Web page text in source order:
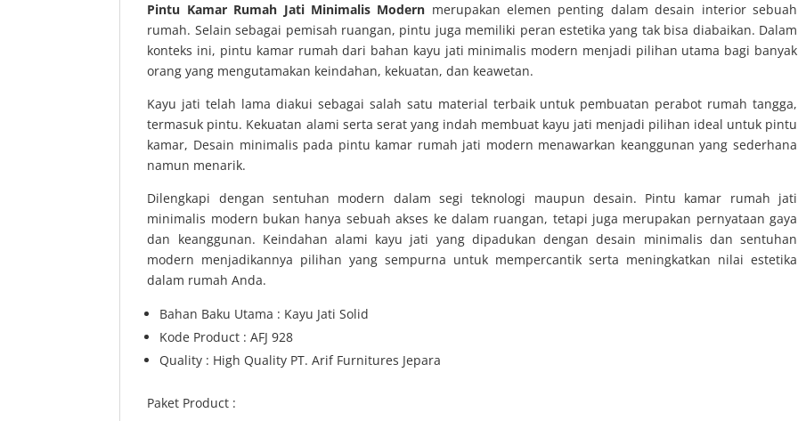
Pintu Kamar Rumah Jati Minimalis Modern merupakan elemen penting dalam desain interior sebuah
rumah. Selain sebagai pemisah ruangan, pintu juga memiliki peran estetika yang tak bisa diabaikan. Dalam
konteks ini, pintu kamar rumah dari bahan kayu jati minimalis modern menjadi pilihan utama bagi banyak
orang yang mengutamakan keindahan, kekuatan, dan keawetan.
Kayu jati telah lama diakui sebagai salah satu material terbaik untuk pembuatan perabot rumah tangga,
termasuk pintu. Kekuatan alami serta serat yang indah membuat kayu jati menjadi pilihan ideal untuk pintu
kamar, Desain minimalis pada pintu kamar rumah jati modern menawarkan keanggunan yang sederhana
namun menarik.
Dilengkapi dengan sentuhan modern dalam segi teknologi maupun desain. Pintu kamar rumah jati
minimalis modern bukan hanya sebuah akses ke dalam ruangan, tetapi juga merupakan pernyataan gaya
dan keanggunan. Keindahan alami kayu jati yang dipadukan dengan desain minimalis dan sentuhan
modern menjadikannya pilihan yang sempurna untuk mempercantik serta meningkatkan nilai estetika
dalam rumah Anda.
Bahan Baku Utama : Kayu Jati Solid
Kode Product : AFJ 928
Quality : High Quality PT. Arif Furnitures Jepara
Paket Product :